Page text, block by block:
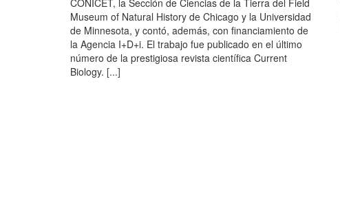
Museum of Natural History de Chicago y la Universidad
de Minnesota, y contó, además, con financiamiento de
la Agencia I+D+i. El trabajo fue publicado en el último
número de la prestigiosa revista científica Current
Biology. [...]